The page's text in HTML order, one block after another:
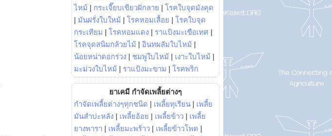
ไหม้ | กระเจี๊ยบเขียวฝักลาย | โรคใบจุดมังคุด
| มันฝรั่งใบใหม้ | โรคหอมเลื้อย | โรคใบจุด
กระเทียม | โรคหอมแดง | ราแป้งมะเขือเทศ |
โรคจุดสนิมกล้วยไม้ | อินทผลัมใบไหม้ |
น้อยหน่าดอกร่วง | ชมพู่ใบไหม้ | เงาะใบไหม้ |
มะม่วงใบไหม้ | ราแป้งมะขาม | โรคพริก
ยาเคมี กำจัดเพลี้ยต่างๆ
กำจัดเพลี้ยต่างๆทุกชนิด | เพลี้ยทุเรียน | เพลี้ย
มันสำปะหลัง | เพลี้ยอ้อย | เพลี้ยข้าว | เพลี้ย
ยางพารา | เพลี้ยมะพร้าว | เพลี้ยข้าวโพด |